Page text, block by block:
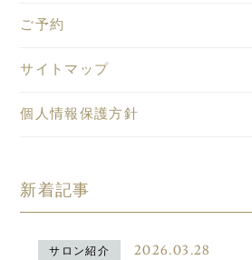
ご予約
サイトマップ
個人情報保護方針
新着記事
サロン紹介 2026.03.28